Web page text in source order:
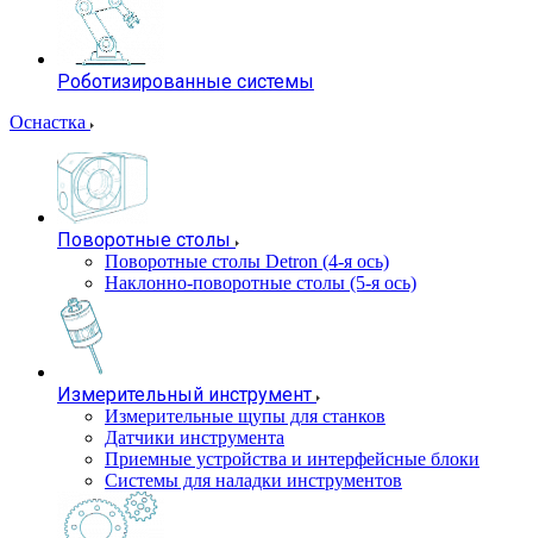
Роботизированные системы
Оснастка
Поворотные столы
Поворотные столы Detron (4-я ось)
Наклонно-поворотные столы (5-я ось)
Измерительный инструмент
Измерительные щупы для станков
Датчики инструмента
Приемные устройства и интерфейсные блоки
Системы для наладки инструментов